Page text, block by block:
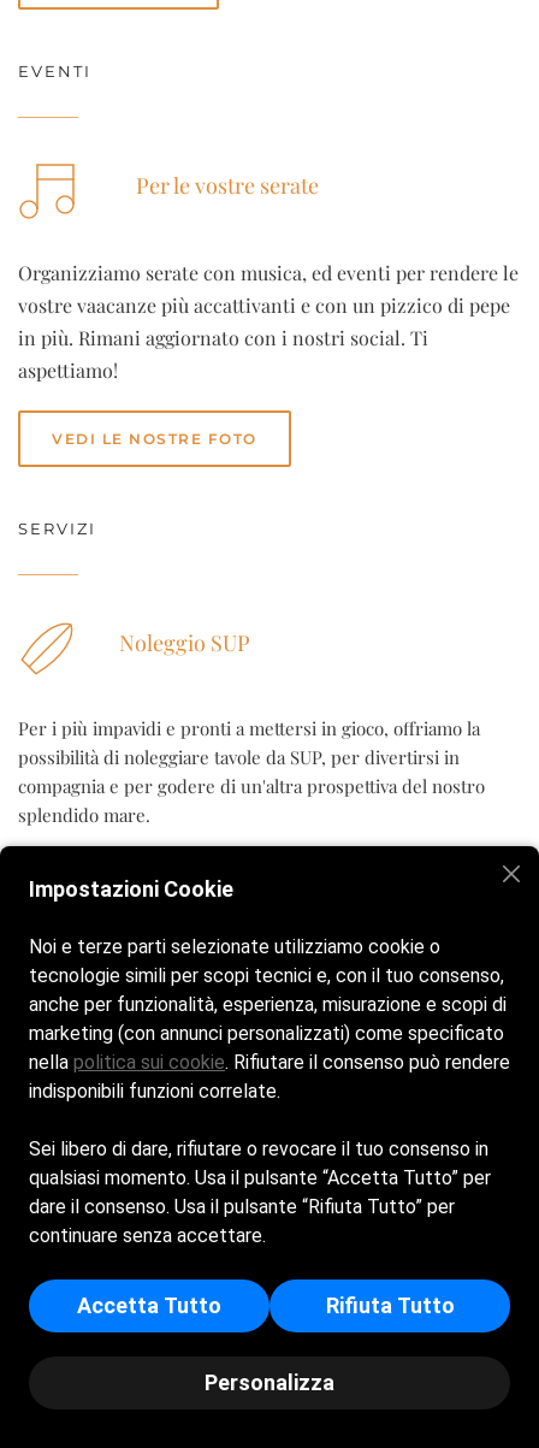
EVENTI
Per le vostre serate
Organizziamo serate con musica, ed eventi per rendere le
vostre vaacanze più accattivanti e con un pizzico di pepe
in più. Rimani aggiornato con i nostri social. Ti
aspettiamo!
VEDI LE NOSTRE FOTO
SERVIZI
Noleggio SUP
Per i più impavidi e pronti a mettersi in gioco, offriamo la
possibilità di noleggiare tavole da SUP, per divertirsi in
compagnia e per godere di un'altra prospettiva del nostro
splendido mare.
SCOPRI I SERVIZI
Home La Spiaggia Bar e Ristorante Contatti
Siamo aperti tutti i giorni dalle 9:00 alle 19:00
Cookie Policy Privacy Policy
MICHELLE - Sede Legale: VIA AL CAPO 2 - 17024 - FINALE
LIGURE (SV) - Iscritta al registro delle imprese di Savona -
p.i/c.f: 00852420090 - Numero REA: SV - 94681
© Copyright 2025 - Bagni Al Saraceno - Powered by Spiagge.it
Impostazioni Cookie
Noi e terze parti selezionate utilizziamo cookie o
tecnologie simili per scopi tecnici e, con il tuo consenso,
anche per funzionalità, esperienza, misurazione e scopi di
marketing (con annunci personalizzati) come specificato
nella politica sui cookie. Rifiutare il consenso può rendere
indisponibili funzioni correlate.
Sei libero di dare, rifiutare o revocare il tuo consenso in
qualsiasi momento. Usa il pulsante “Accetta Tutto” per
dare il consenso. Usa il pulsante “Rifiuta Tutto” per
continuare senza accettare.
Accetta Tutto Rifiuta Tutto
Personalizza